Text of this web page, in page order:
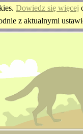
Dowiedz się więcej
z aktualnymi